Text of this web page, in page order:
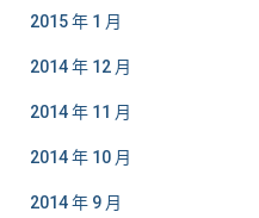
2015 年 1 月
2014 年 12 月
2014 年 11 月
2014 年 10 月
2014 年 9 月